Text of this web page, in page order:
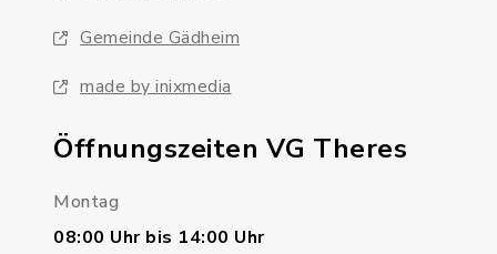
Gemeinde Gädheim
made by inixmedia
Öffnungszeiten VG Theres
Montag
08:00 Uhr bis 14:00 Uhr